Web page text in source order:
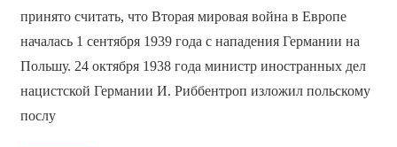
принято считать, что Вторая мировая война в Европе
началась 1 сентября 1939 года с нападения Германии на
Польшу. 24 октября 1938 года министр иностранных дел
нацистской Германии И. Риббентроп изложил польскому
послу